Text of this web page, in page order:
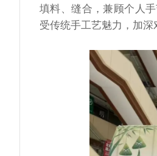
填料、缝合，兼顾个人
受传统手工艺魅力，加